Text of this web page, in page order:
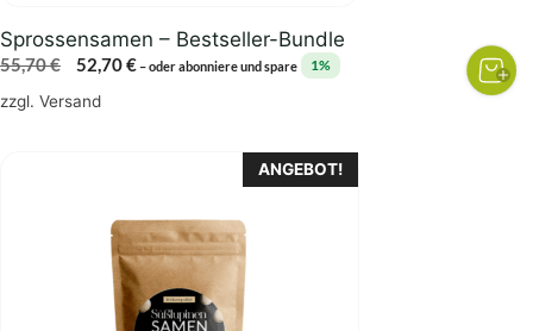
Sprossensamen – Bestseller-Bundle
55,70€
Ursprünglicher
Preis
52,70€Aktueller
–oder abonniere und spare 1%
zzgl. Versand
ANGEBOT!